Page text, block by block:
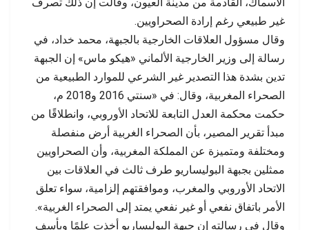
غير طبيعي رغم إرادة الصحراويين.
وقال مسؤول العلاقات الخارجية بالجبهة، محمد خداد، في
رسالة إلى وزير الخارجية الألماني «هيكو ماس» إن الجبهة
تدين بشدة هذا التصدير غير الشرعي للموارد الطبيعية من
الصحراء المغربية، وقال: في «سنتي 2016 و2018 م،
حكمت محكمة العدل التابعة للاتحاد الأوروبي، وانطلاقًا من
مبدأ تقرير المصير، بأن الصحراء الغربية أرض منفصلة
ومختلفة ومتميزة عن المملكة المغربية، وأن الصحراويين
ممثلين بجبهة البوليساريو طرف ثالث في العلاقات بين
الاتحاد الأوروبي والمغرب، وموافقتهم إلزامية، سواء تعلق
الأمر باتفاق نفعي أو غير نفعي يمتد إلى الصحراء الغربية».
وقال في رسالته إن جبهة البوليساريو أخذت علمًا وبأسف